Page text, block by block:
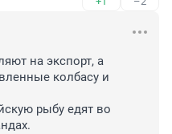
на экспорт, а
колбасу и
рыбу едят во